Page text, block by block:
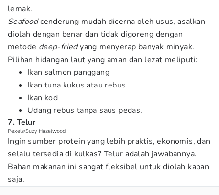
lemak.
Seafoodcenderung mudah dicerna oleh usus, asalkan
diolah dengan benar dan tidak digoreng dengan
metode deep-friedyang menyerap banyak minyak.
Pilihan hidangan laut yang aman dan lezat meliputi:
Ikan salmon panggang
Ikan tuna kukus atau rebus
Ikan kod
Udang rebus tanpa saus pedas.
7. Telur
Pexels/Suzy Hazelwood
Ingin sumber protein yang lebih praktis, ekonomis, dan
selalu tersedia di kulkas? Telur adalah jawabannya.
Bahan makanan ini sangat fleksibel untuk diolah kapan
saja.